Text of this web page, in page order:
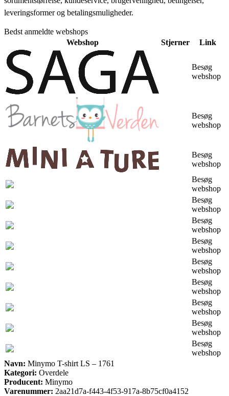
leveringsformer og betalingsmuligheder.
Bedst anmeldte webshops
Webshop
Stjerner Link
Besøg
webshop
Besøg
webshop
Besøg
webshop
Besøg
webshop
Besøg
webshop
Besøg
webshop
Besøg
webshop
Besøg
webshop
Besøg
webshop
Besøg
webshop
Besøg
webshop
Besøg
webshop
Navn: Minymo T-shirt LS – 1761
Kategori: Overdele
Producent: Minymo
Varenummer: 2aa21d7a-f443-4f53-917a-8b75cf0a4152